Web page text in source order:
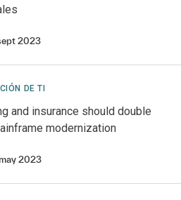
2023
DE TI
and insurance should double
modernization
2023